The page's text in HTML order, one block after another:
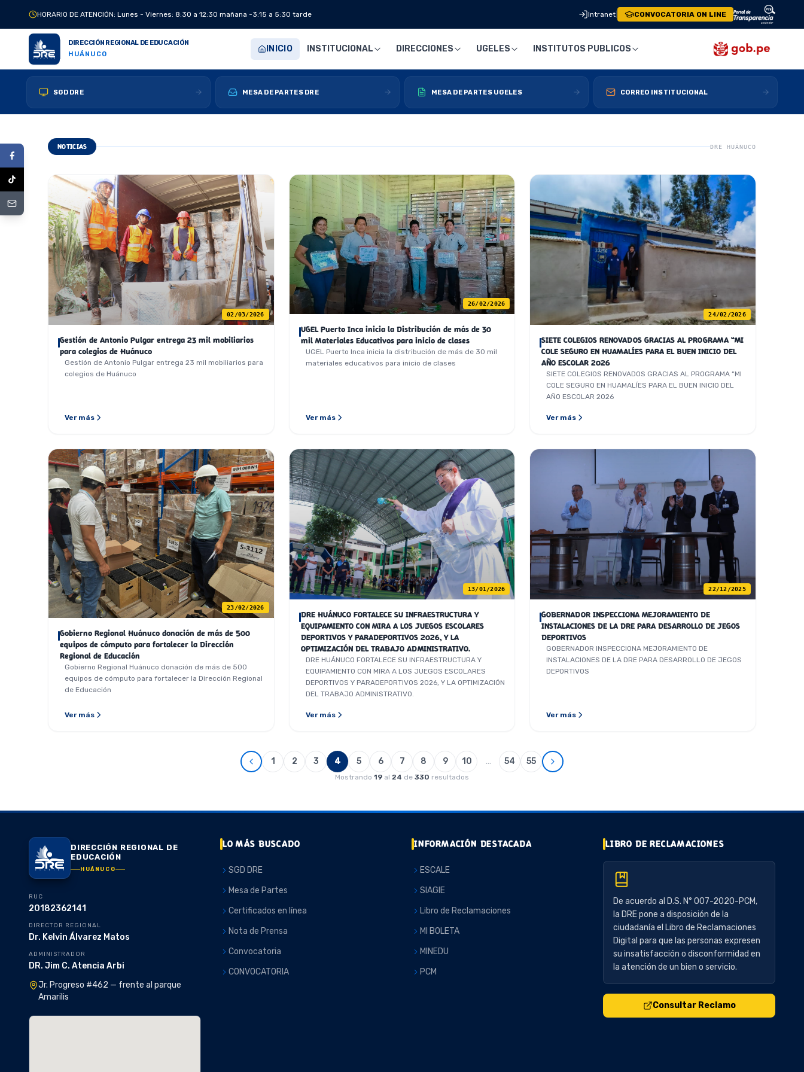
HORARIO DE ATENCIÓN: Lunes - Viernes: 8:30 a 12:30 mañana -3:15 a 5:30 tarde Intranet CONVOCATORIA ON LINE
DIRECCIÓN REGIONAL DE EDUCACIÓN
HUÁNUCO
INICIO INSTITUCIONAL DIRECCIONES UGELES INSTITUTOS PUBLICOS
SGD DRE MESA DE PARTES DRE MESA DE PARTES UGELES CORREO INSTITUCIONAL
NOTICIAS DRE HUÁNUCO
02/03/2026
Gestión de Antonio Pulgar entrega 23 mil mobiliarios
para colegios de Huánuco
Gestión de Antonio Pulgar entrega 23 mil mobiliarios para
colegios de Huánuco
Ver más
26/02/2026
UGEL Puerto Inca inicia la Distribución de más de 30
mil Materiales Educativos para inicio de clases
UGEL Puerto Inca inicia la distribución de más de 30 mil
materiales educativos para inicio de clases
Ver más
24/02/2026
SIETE COLEGIOS RENOVADOS GRACIAS AL PROGRAMA “MI
COLE SEGURO EN HUAMALÍES PARA EL BUEN INICIO DEL
AÑO ESCOLAR 2026
SIETE COLEGIOS RENOVADOS GRACIAS AL PROGRAMA “MI
COLE SEGURO EN HUAMALÍES PARA EL BUEN INICIO DEL
AÑO ESCOLAR 2026
Ver más
23/02/2026
Gobierno Regional Huánuco donación de más de 500
equipos de cómputo para fortalecer la Dirección
Regional de Educación
Gobierno Regional Huánuco donación de más de 500
equipos de cómputo para fortalecer la Dirección Regional
de Educación
Ver más
13/01/2026
DRE HUÁNUCO FORTALECE SU INFRAESTRUCTURA Y
EQUIPAMIENTO CON MIRA A LOS JUEGOS ESCOLARES
DEPORTIVOS Y PARADEPORTIVOS 2026, Y LA
OPTIMIZACIÓN DEL TRABAJO ADMINISTRATIVO.
DRE HUÁNUCO FORTALECE SU INFRAESTRUCTURA Y
EQUIPAMIENTO CON MIRA A LOS JUEGOS ESCOLARES
DEPORTIVOS Y PARADEPORTIVOS 2026, Y LA OPTIMIZACIÓN
DEL TRABAJO ADMINISTRATIVO.
Ver más
22/12/2025
GOBERNADOR INSPECCIONA MEJORAMIENTO DE
INSTALACIONES DE LA DRE PARA DESARROLLO DE JEGOS
DEPORTIVOS
GOBERNADOR INSPECCIONA MEJORAMIENTO DE
INSTALACIONES DE LA DRE PARA DESARROLLO DE JEGOS
DEPORTIVOS
Ver más
1 2 3 4 5 6 7 8 9 10 … 54 55
Mostrando 19 al 24 de 330 resultados
DIRECCIÓN REGIONAL DE
EDUCACIÓN
HUÁNUCO
RUC
20182362141
DIRECTOR REGIONAL
Dr. Kelvin Álvarez Matos
ADMINISTRADOR
DR. Jim C. Atencia Arbi
Jr. Progreso #462 — frente al parque
Amarilis
LO MÁS BUSCADO
SGD DRE
Mesa de Partes
Certificados en línea
Nota de Prensa
Convocatoria
CONVOCATORIA
INFORMACIÓN DESTACADA
ESCALE
SIAGIE
Libro de Reclamaciones
MI BOLETA
MINEDU
PCM
LIBRO DE RECLAMACIONES
De acuerdo al D.S. N° 007-2020-PCM,
la DRE pone a disposición de la
ciudadanía el Libro de Reclamaciones
Digital para que las personas expresen
su insatisfacción o disconformidad en
la atención de un bien o servicio.
Consultar Reclamo